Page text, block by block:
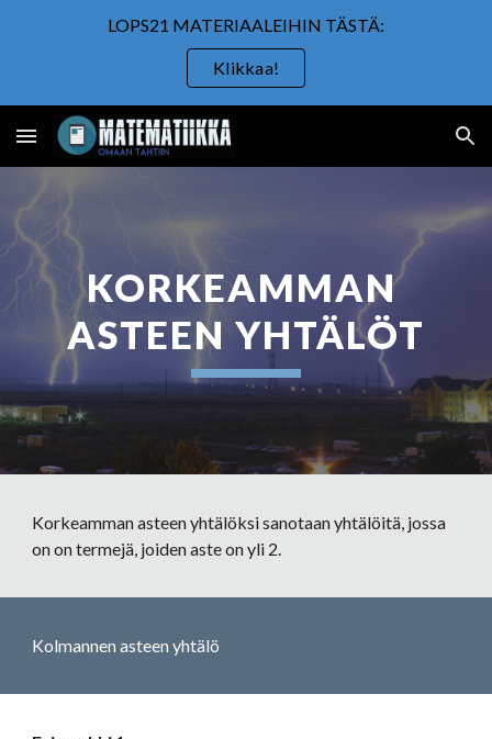
LOPS21 MATERIAALEIHIN TÄSTÄ:
Klikkaa!
KORKEAMMAN
ASTEEN YHTÄLÖT
Korkeamman asteen yhtälöksi sanotaan yhtälöitä, jossa
on on termejä, joiden aste on yli 2.
Kolmannen asteen yhtälö